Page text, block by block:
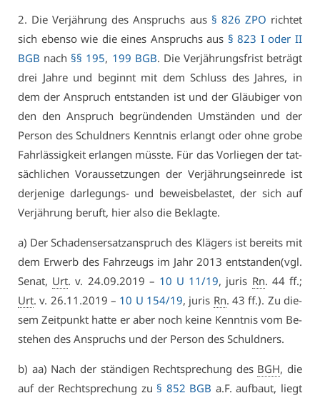
2. Die Ver­jäh­rung des An­spruchs aus § 826 ZPO rich­tet
sich eben­so wie die ei­nes An­spruchs aus § 823 I oder II
BGB nach §§ 195, 199 BGB. Die Ver­jäh­rungs­frist be­trägt
drei Jah­re und be­ginnt mit dem Schluss des Jah­res, in
dem der An­spruch ent­stan­den ist und der Gläu­bi­ger von
den den An­spruch be­grün­den­den Um­stän­den und der
Per­son des Schuld­ners Kennt­nis er­langt oder oh­ne gro­be
Fahr­läs­sig­keit er­lan­gen müss­te. Für das Vor­lie­gen der tat­
säch­li­chen Vor­aus­set­zun­gen der Ver­jäh­rungs­ein­re­de ist
der­je­ni­ge dar­le­gungs- und be­weis­be­las­tet, der sich auf
Ver­jäh­rung be­ruft, hier al­so die Be­klag­te.
a) Der Scha­dens­er­satz­an­spruch des Klä­gers ist be­reits mit
dem Er­werb des Fahr­zeugs im Jahr 2013 ent­stan­den(vgl.
Se­nat, Urt. v. 24.09.2019 – 10 U 11/19, ju­ris Rn. 44 ff.;
Urt. v. 26.11.2019 – 10 U 154/19, ju­ris Rn. 43 ff.). Zu die­
sem Zeit­punkt hat­te er aber noch kei­ne Kennt­nis vom Be­
ste­hen des An­spruchs und der Per­son des Schuld­ners.
b) aa) Nach der stän­di­gen Recht­spre­chung des BGH, die
auf der Recht­spre­chung zu § 852 BGB a.F. auf­baut, liegt